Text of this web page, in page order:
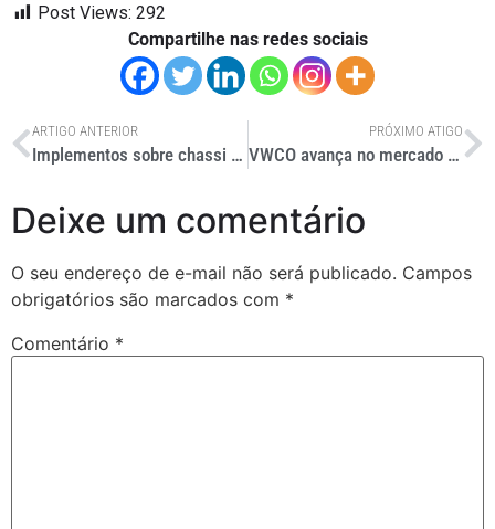
Post Views: 292
Compartilhe nas redes sociais
ARTIGO ANTERIOR
Implementos sobre chassi sustentam mercado enquanto reboques enfrentam retração
PRÓXIMO ATIGO
VWCO avança no mercado de ônibus e aposta em diferenciais para enfrentar a concorrência
Deixe um comentário
O seu endereço de e-mail não será publicado. Campos
obrigatórios são marcados com *
Comentário *